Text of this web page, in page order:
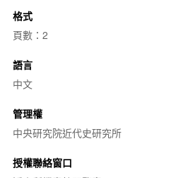
格式
頁數：2
語言
中文
管理權
中央研究院近代史研究所
授權聯絡窗口